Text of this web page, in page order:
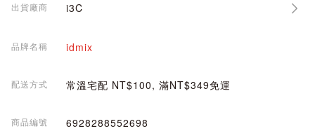
出貨廠商 i3C
品牌名稱 idmix
配送方式 常溫宅配 NT$100, 滿NT$349免運
商品編號 6928288552698